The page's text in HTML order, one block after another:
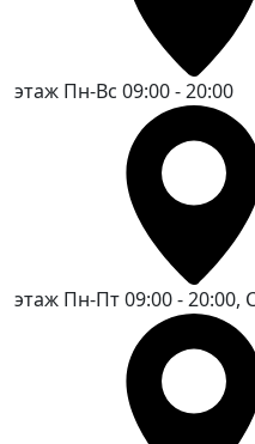
этаж Пн-Вс 09:00 - 20:00
этаж Пн-Пт 09:00 - 20:00,